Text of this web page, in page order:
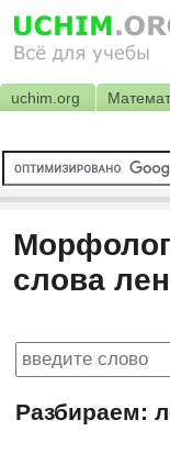
uchim.org
слова
Разбираем: